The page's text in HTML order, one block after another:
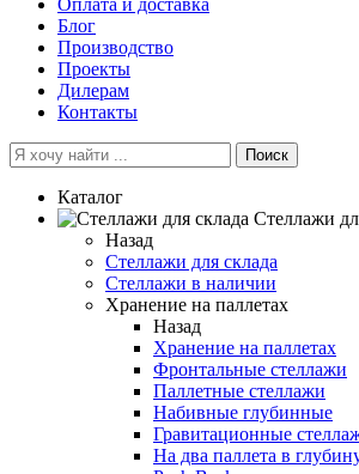
Оплата и доставка
Блог
Производство
Проекты
Дилерам
Контакты
Поиск
Каталог
Cтеллажи
Назад
Cтеллажи для склада
Стеллажи в наличии
Хранение на паллетах
Назад
Хранение на паллетах
Фронтальные стеллажи
Паллетные стеллажи
Набивные глубинные
Гравитационные
На два паллета в